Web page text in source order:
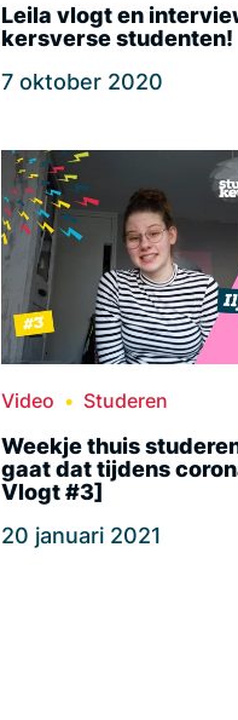
Leila vlogt en
kersverse studenten!
7 oktober 2020
Video Studeren
Weekje thuis
gaat dat tijdens
Vlogt #3]
20 januari 2021